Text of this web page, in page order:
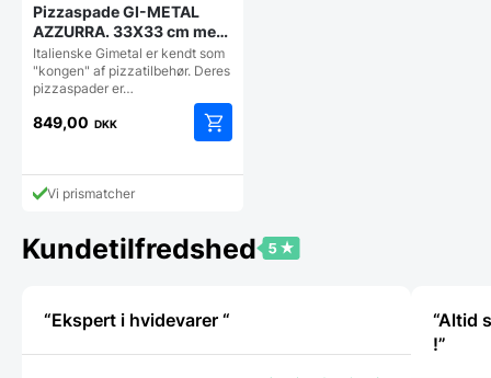
Pizzaspade GI-METAL
AZZURRA. 33X33 cm med
60 cm håndtag
Italienske Gimetal er kendt som
"kongen" af pizzatilbehør. Deres
pizzaspader er…
849,00 DKK
Vi prismatcher
Kundetilfredshed
“Ekspert i hvidevarer “
“Altid
!”